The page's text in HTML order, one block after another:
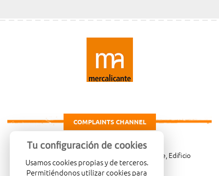
COMPLAINTS CHANNEL
Carretera de Madrid Km. 4, 03007 Alicante, Edificio
Administrativo, planta 3ª
Tu configuración de cookies
Usamos cookies propias y de terceros.
Permitiéndonos utilizar cookies para